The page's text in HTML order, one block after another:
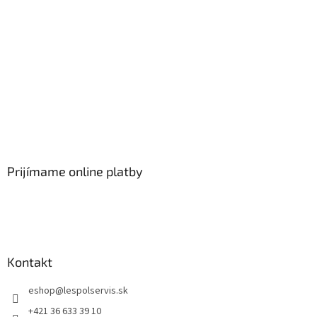
Prijímame online platby
Kontakt
eshop@lespolservis.sk
+421 36 633 39 10